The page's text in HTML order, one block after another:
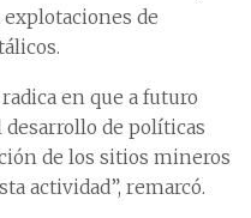
de
en que a futuro
de políticas
de los sitios mineros
actividad”, remarcó.